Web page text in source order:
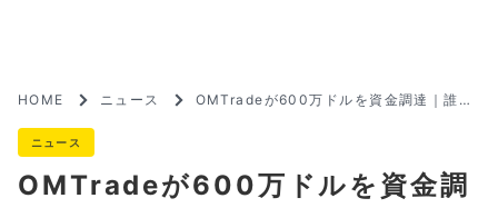
HOME ニュース
OMTradeが600万ドルを資金調達｜誰で
ニュース
OMTradeが600万ドルを資金調